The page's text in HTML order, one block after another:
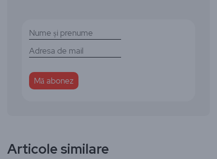
Articole similare